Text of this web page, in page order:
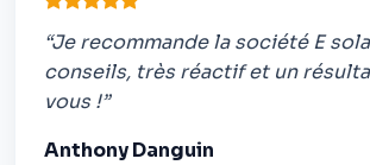
“Je recommande la société E
conseils, très réactif et un
vous !”
Anthony Danguin